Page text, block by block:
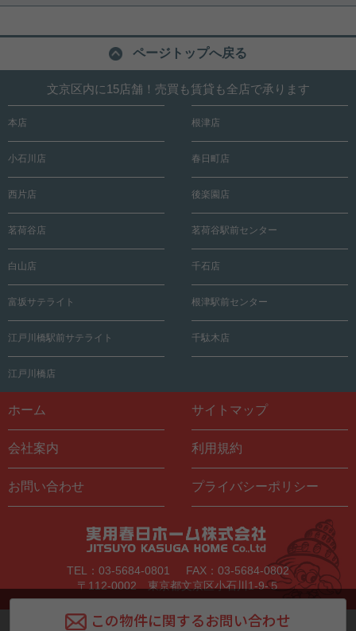
ページトップへ戻る
文京区内に15店舗！売買も賃貸も全店で承ります
本店 根津店
小石川店 春日町店
西片店 後楽園店
茗荷谷店 茗荷谷駅前センター
白山店 千石店
富坂サテライト 根津駅前センター
江戸川橋駅前サテライト 千駄木店
江戸川橋店
ホーム サイトマップ
会社案内 利用規約
お問い合わせ プライバシーポリシー
TEL：03-5684-0801
FAX：03-5684-0802
〒112-0002 東京都文京区小石川1-9-５
Copyright © Jitsuyo Kasuga Home All Rights Reserved.
この物件に関するお問い合わせ